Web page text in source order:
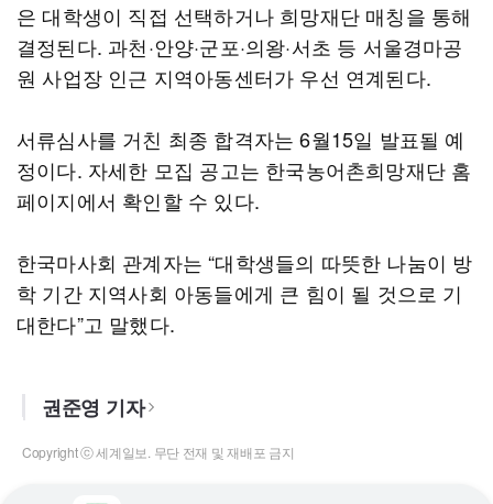
은 대학생이 직접 선택하거나 희망재단 매칭을 통해
결정된다. 과천·안양·군포·의왕·서초 등 서울경마공
원 사업장 인근 지역아동센터가 우선 연계된다.
서류심사를 거친 최종 합격자는 6월15일 발표될 예
정이다. 자세한 모집 공고는 한국농어촌희망재단 홈
페이지에서 확인할 수 있다.
한국마사회 관계자는 “대학생들의 따뜻한 나눔이 방
학 기간 지역사회 아동들에게 큰 힘이 될 것으로 기
대한다”고 말했다.
권준영 기자
Copyright ⓒ 세계일보. 무단 전재 및 재배포 금지